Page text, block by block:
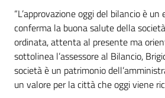
“L’approvazione oggi del bilancio è
conferma la buona salute della
ordinata, attenta al presente ma
sottolinea l’assessore al Bilancio,
società è un patrimonio
un valore per la città che oggi viene